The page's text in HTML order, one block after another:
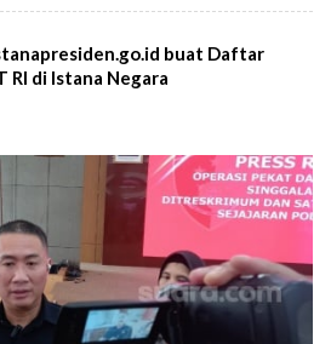
buat Daftar
RI di Istana Negara